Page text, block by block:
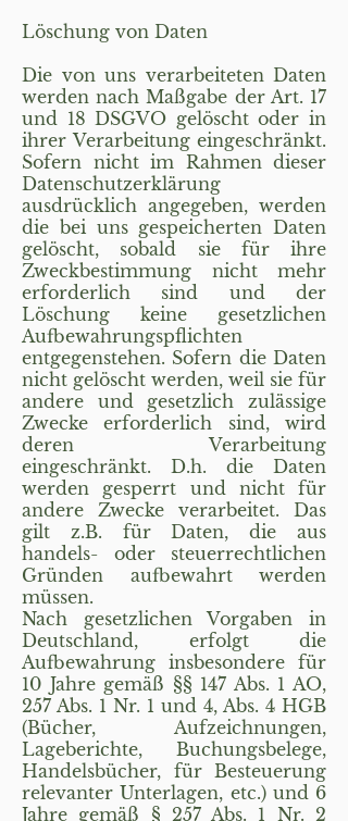
Löschung von Daten
Die von uns verarbeiteten Daten
werden nach Maßgabe der Art. 17
und 18 DSGVO gelöscht oder in
ihrer Verarbeitung eingeschränkt.
Sofern nicht im Rahmen dieser
Datenschutzerklärung
ausdrücklich angegeben, werden
die bei uns gespeicherten Daten
gelöscht, sobald sie für ihre
Zweckbestimmung nicht mehr
erforderlich sind und der
Löschung keine gesetzlichen
Aufbewahrungspflichten
entgegenstehen. Sofern die Daten
nicht gelöscht werden, weil sie für
andere und gesetzlich zulässige
Zwecke erforderlich sind, wird
deren Verarbeitung
eingeschränkt. D.h. die Daten
werden gesperrt und nicht für
andere Zwecke verarbeitet. Das
gilt z.B. für Daten, die aus
handels- oder steuerrechtlichen
Gründen aufbewahrt werden
müssen.
Nach gesetzlichen Vorgaben in
Deutschland, erfolgt die
Aufbewahrung insbesondere für
10 Jahre gemäß §§ 147 Abs. 1 AO,
257 Abs. 1 Nr. 1 und 4, Abs. 4 HGB
(Bücher, Aufzeichnungen,
Lageberichte, Buchungsbelege,
Handelsbücher, für Besteuerung
relevanter Unterlagen, etc.) und 6
Jahre gemäß § 257 Abs. 1 Nr. 2